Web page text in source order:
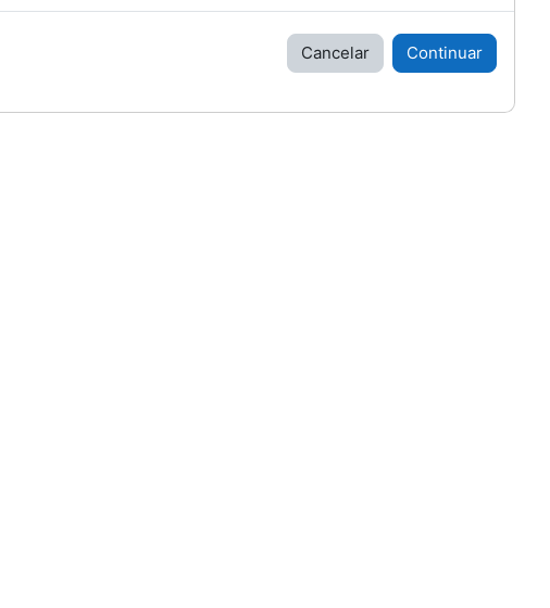
Cancelar Continuar